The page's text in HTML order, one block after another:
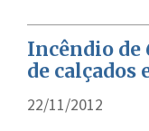
Incêndio de
de calçados
22/11/2012